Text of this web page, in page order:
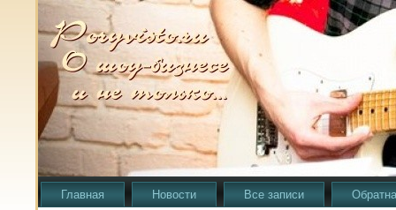
Главная Новости Все записи